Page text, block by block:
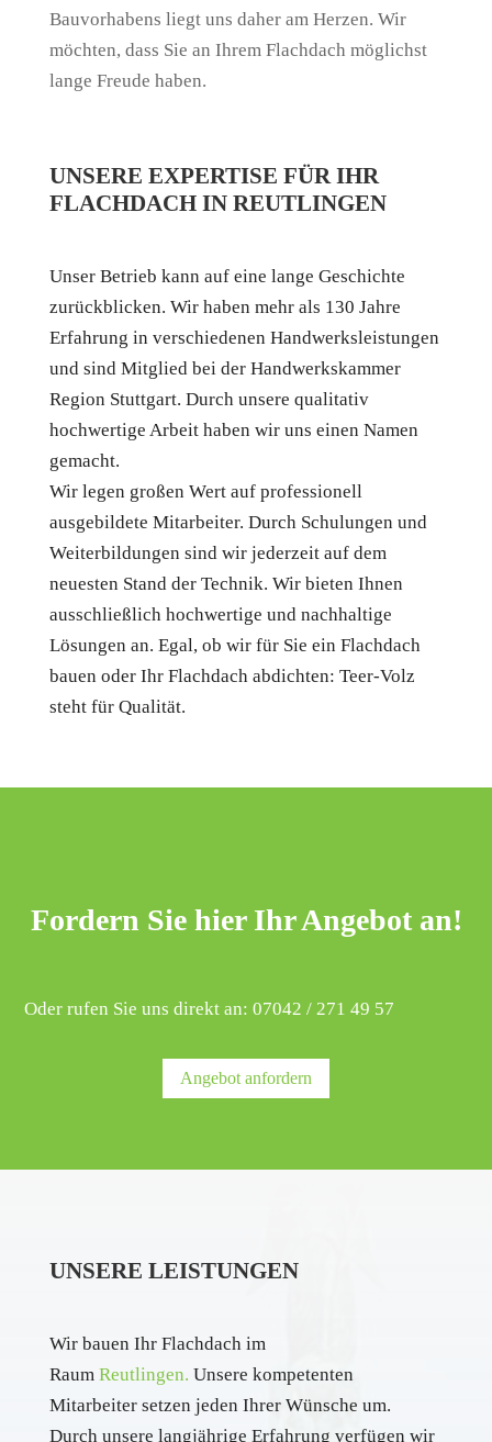
Bauvorhabens liegt uns daher am Herzen. Wir
möchten, dass Sie an Ihrem Flachdach möglichst
lange Freude haben.
UNSERE EXPERTISE FÜR IHR
FLACHDACH IN REUTLINGEN
Unser Betrieb kann auf eine lange Geschichte
zurückblicken. Wir haben mehr als 130 Jahre
Erfahrung in verschiedenen Handwerksleistungen
und sind Mitglied bei der Handwerkskammer
Region Stuttgart. Durch unsere qualitativ
hochwertige Arbeit haben wir uns einen Namen
gemacht.
Wir legen großen Wert auf professionell
ausgebildete Mitarbeiter. Durch Schulungen und
Weiterbildungen sind wir jederzeit auf dem
neuesten Stand der Technik. Wir bieten Ihnen
ausschließlich hochwertige und nachhaltige
Lösungen an. Egal, ob wir für Sie ein Flachdach
bauen oder Ihr Flachdach abdichten: Teer-Volz
steht für Qualität.
Fordern Sie hier Ihr Angebot an!
Oder rufen Sie uns direkt an: 07042 / 271 49 57
Angebot anfordern
UNSERE LEISTUNGEN
Wir bauen Ihr Flachdach im
Raum Reutlingen. Unsere kompetenten
Mitarbeiter setzen jeden Ihrer Wünsche um.
Durch unsere langjährige Erfahrung verfügen wir